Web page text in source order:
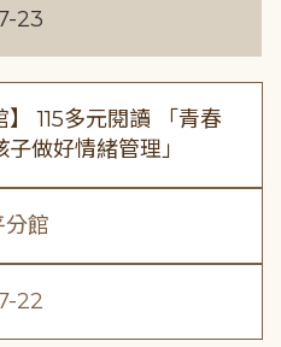
23
】 115多元閱讀 「青春
做好情緒管理」
分館
22